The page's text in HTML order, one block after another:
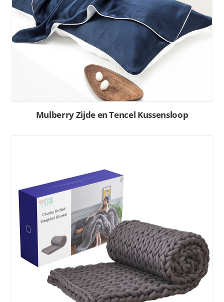
Mulberry Zijde en Tencel Kussensloop